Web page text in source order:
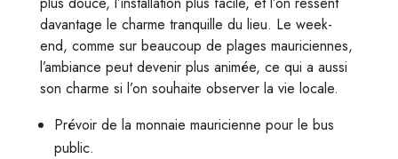
davantage le charme tranquille du lieu. Le week-
end, comme sur beaucoup de plages mauriciennes,
l’ambiance peut devenir plus animée, ce qui a aussi
son charme si l’on souhaite observer la vie locale.
Prévoir de la monnaie mauricienne pour le bus
public.